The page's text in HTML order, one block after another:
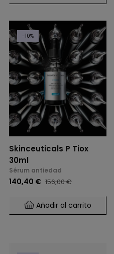
-10%
Skinceuticals P Tiox
30ml
Sérum antiedad
140,40 € 156,00 €
Añadir al carrito